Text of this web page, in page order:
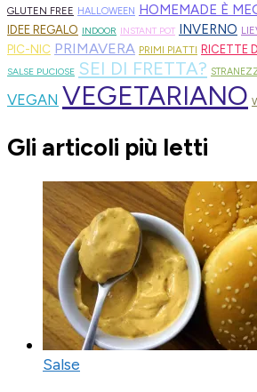
GLUTEN FREE HALLOWEEN HOMEMADE È
IDEE REGALO INDOOR INSTANT POT INVERNO
PIC-NIC PRIMAVERA PRIMI PIATTI RICETTE
SALSE PUCIOSE SEI DI FRETTA?
VEGAN VEGETARIANO
Gli articoli più letti
Salse